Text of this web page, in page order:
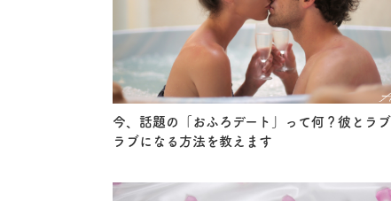
今、話題の「おふろデート」って何？彼とラブ
ラブになる方法を教えます